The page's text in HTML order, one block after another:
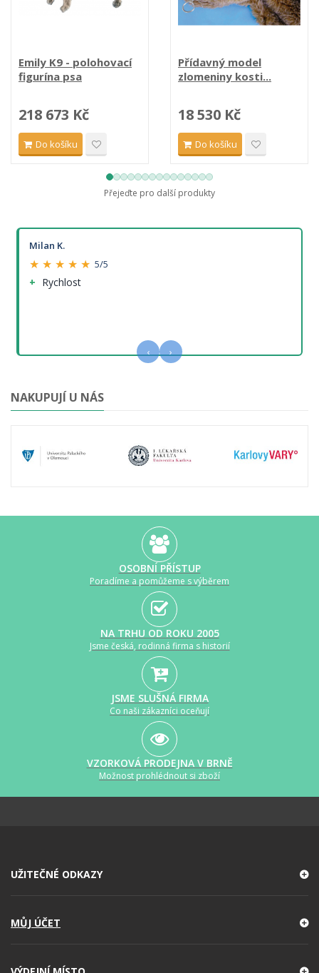
Emily K9 - polohovací
figurína psa
218 673 Kč
Do košíku
Přídavný model
zlomeniny kosti...
18 530 Kč
Do košíku
Přejeďte pro další produkty
Milan K.
★ ★ ★ ★ ★ 5/5
Rychlost
‹ ›
NAKUPUJÍ U NÁS
OSOBNÍ PŘÍSTUP
Poradíme a pomůžeme s výběrem
NA TRHU OD ROKU 2005
Jsme česká, rodinná firma s historií
JSME SLUŠNÁ FIRMA
Co naši zákazníci oceňují
VZORKOVÁ PRODEJNA V BRNĚ
Možnost prohlédnout si zboží
UŽITEČNÉ ODKAZY
MŮJ ÚČET